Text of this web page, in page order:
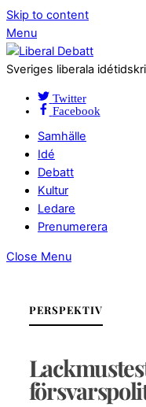
Skip to content
Menu
Sveriges liberala
Twitter
Facebook
Samhälle
Idé
Debatt
Kultur
Ledare
Prenumerera
Close Menu
PERSPEKTIV